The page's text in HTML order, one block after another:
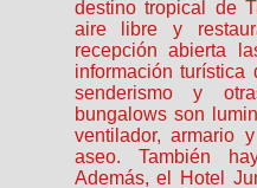
destino tropical de
aire libre y
recepción abierta
información
senderismo y
bungalows son
ventilador, armario
aseo. También
Además, el Hotel